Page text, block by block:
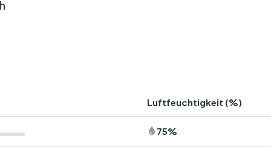
komfortabel wohnen: Camping Le Pilon d'Agel bietet für
großzügigen, schattigen Stellplätzen von 80 bis 150 m²
verfügbar.
Spielmöglichkeiten und autofreien Zonen, damit Kinder
Luftfeuchtigkeit (%)
75%